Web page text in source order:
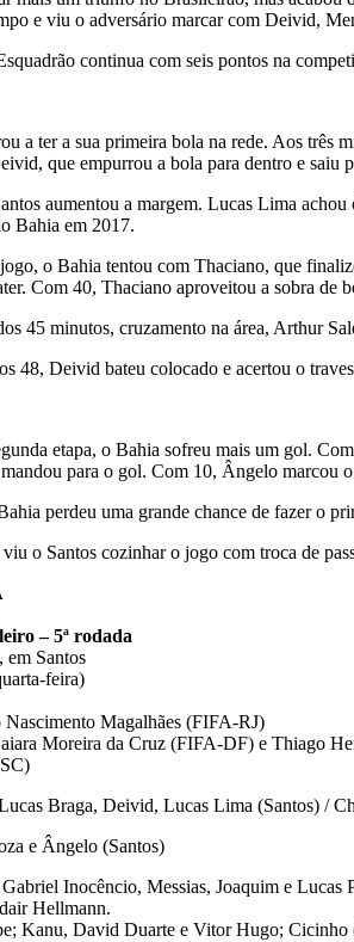
e viu o adversário marcar com Deivid,
continua com seis pontos na
a ter a sua primeira bola na rede. Aos
que empurrou a bola para dentro e saiu
aumentou a margem. Lucas Lima
Bahia em 2017.
o Bahia tentou com Thaciano, que
Com 40, Thaciano aproveitou a sobra de
45 minutos, cruzamento na área, Arthur
48, Deivid bateu colocado e acertou o
etapa, o Bahia sofreu mais um gol.
para o gol. Com 10, Ângelo marcou
perdeu uma grande chance de fazer o
o Santos cozinhar o jogo com troca de
– 5ª rodada
Santos
feira)
Nascimento Magalhães (FIFA-RJ)
Moreira da Cruz (FIFA-DF) e Thiago
Braga, Deivid, Lucas Lima (Santos) /
e Ângelo (Santos)
Gabriel Inocêncio, Messias, Joaquim e
Hellmann.
Kanu, David Duarte e Vitor Hugo;